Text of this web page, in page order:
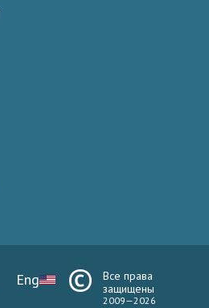
Eng
Все права
защищены
2009—2026